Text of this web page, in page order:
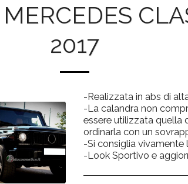
2017
-Realizzata in abs di
-La calandra non
essere utilizzata quella
ordinarla con un
-Si consiglia vivamente
-Look Sportivo e